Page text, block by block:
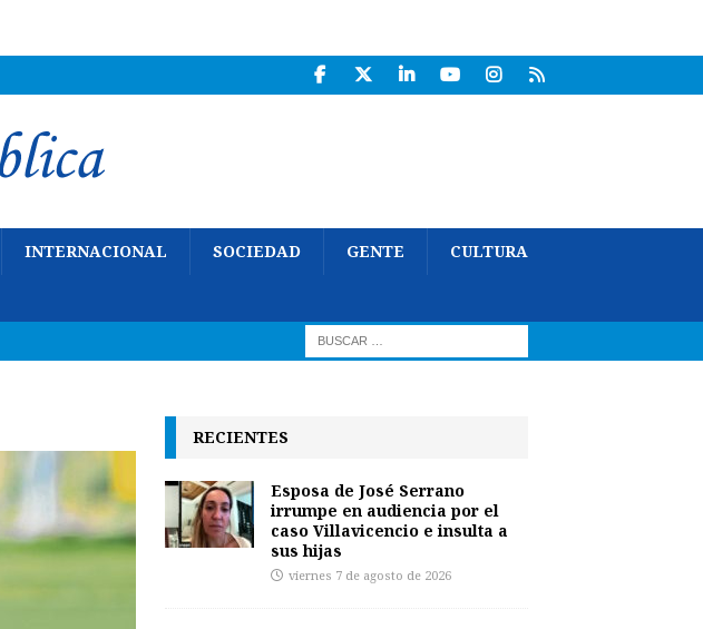
INTERNACIONAL SOCIEDAD GENTE CULTURA
RECIENTES
Esposa de José Serrano
irrumpe en audiencia por el
caso Villavicencio e insulta a
sus hijas
viernes 7 de agosto de 2026